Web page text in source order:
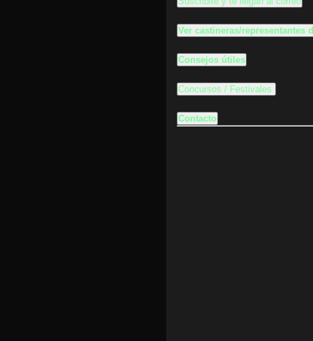
Ver castineras/representantes
Consejos útiles
Concursos / Festivales
Contacto